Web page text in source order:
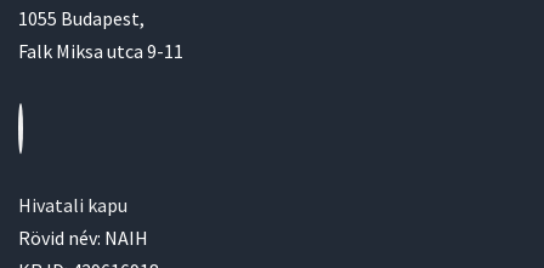
1055 Budapest,
Falk Miksa utca 9-11
Hivatali kapu
Rövid név: NAIH